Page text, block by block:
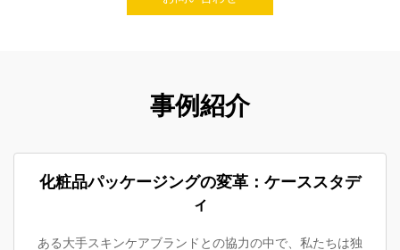
事例紹介
化粧品パッケージングの変革：ケーススタデ
ィ
ある大手スキンケアブランドとの協力の中で、私たちは独